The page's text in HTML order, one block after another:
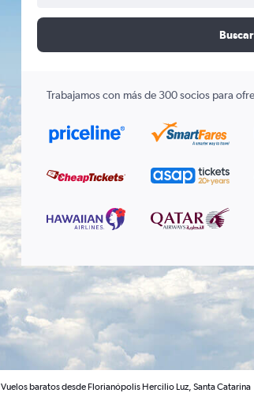
Trabajamos con más de 300 socios para
Vuelos baratos desde Florianópolis Hercilio Luz, Santa Catarina